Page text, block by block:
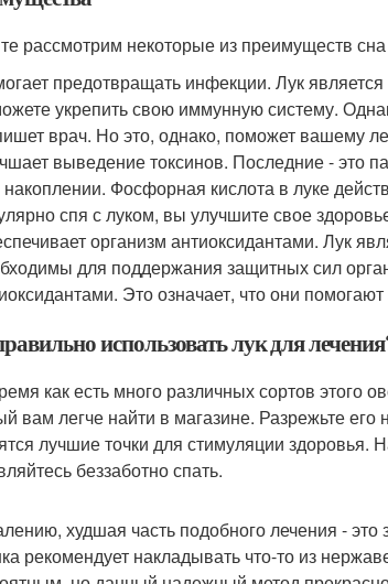
рассмотрим некоторые из преимуществ сна
предотвращать инфекции. Лук
укрепить свою иммунную систему.
врач. Но это, однако, поможет вашему
выведение токсинов. Последние - это
Фосфорная кислота в луке
спя с луком, вы улучшите свое
организм антиоксидантами. Лук
для поддержания защитных сил
Это означает, что они
использовать лук для
как есть много различных сортов этого
вам легче найти в магазине. Разрежьте его
лучшие точки для стимуляции здоровья.
беззаботно спать.
худшая часть подобного лечения -
рекомендует накладывать что-то из